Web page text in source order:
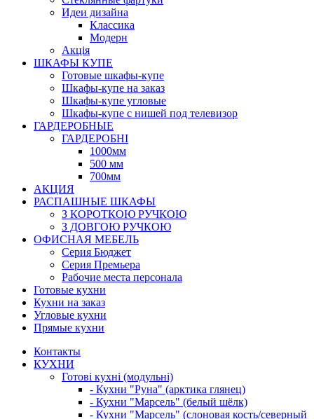
Идеи дизайна
Класcика
Модерн
Акція
ШКАФЫ КУПЕ
Готовые шкафы-купе
Шкафы-купе на заказ
Шкафы-купе угловые
Шкафы-купе с нишей под телевизор
ГАРДЕРОБНЫЕ
ГАРДЕРОБНІ
1000мм
500 мм
700мм
АКЦИЯ
РАСПАШНЫЕ ШКАФЫ
З КОРОТКОЮ РУЧКОЮ
З ДОВГОЮ РУЧКОЮ
ОФИСНАЯ МЕБЕЛЬ
Серия Бюджет
Серия Премьера
Рабочие места персонала
Готовые кухни
Кухни на заказ
Угловые кухни
Прямые кухни
Контакты
КУХНИ
Готові кухні (модульні)
- Кухни "Руна" (арктика глянец)
- Кухни "Марсель" (белый шёлк)
- Кухни "Марсель" (слоновая кость/северный